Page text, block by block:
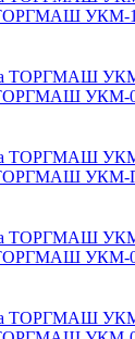
ТОРГМАШ УКМ-
ТОРГМАШ УКМ-
ТОРГМАШ УКМ-
ТОРГМАШ УКМ-